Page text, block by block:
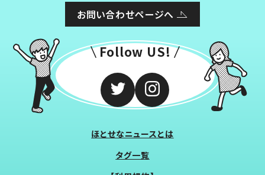
お問い合わせページへ
Follow US!
ほとせなニュースとは
タグ一覧